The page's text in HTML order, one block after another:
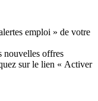
emploi » de votre
nouvelles offres
sur le lien « Activer